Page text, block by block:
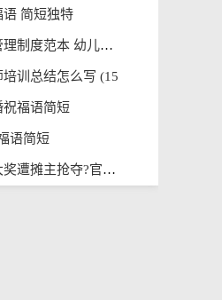
语 简短独特
制度范本 幼儿园监
训总结怎么写 (15
福语简短
语简短
遭摊主抢夺?官方通